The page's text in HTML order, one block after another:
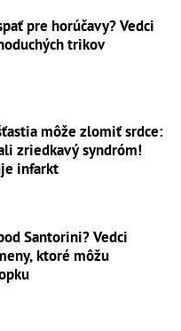
pre horúčavy? Vedci
trikov
môže zlomiť srdce:
zriedkavý syndróm!
infarkt
Santorini? Vedci
ktoré môžu